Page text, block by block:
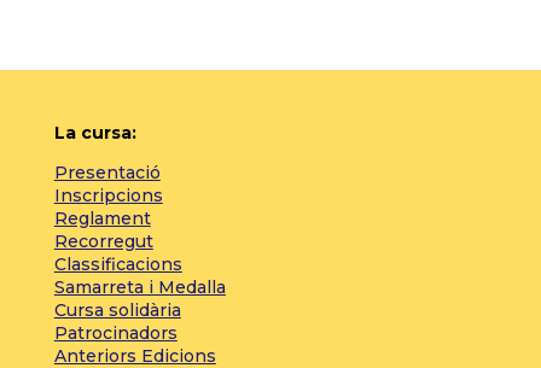
La cursa:
Presentació
Inscripcions
Reglament
Recorregut
Classificacions
Samarreta i Medalla
Cursa solidària
Patrocinadors
Anteriors Edicions